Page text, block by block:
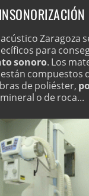
INSONORIZACIÓN
Zaragoza
para
sonoro. Los
compuestos
de poliéster,
mineral o de roca...